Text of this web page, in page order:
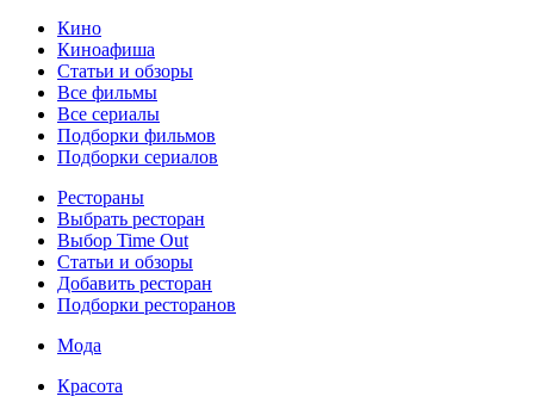
Кино
Киноафиша
Статьи и обзоры
Все фильмы
Все сериалы
Подборки фильмов
Подборки сериалов
Рестораны
Выбрать ресторан
Выбор Time Out
Статьи и обзоры
Добавить ресторан
Подборки ресторанов
Мода
Красота